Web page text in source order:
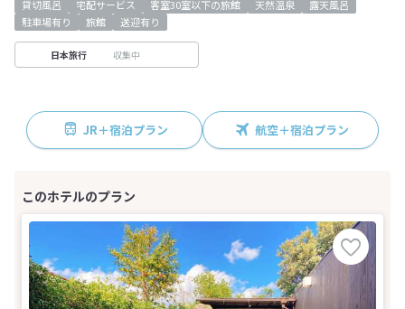
貸切風呂 宅配サービス 客室30室以下の旅館 天然温泉
露天風呂
駐車場有り
旅館 送迎有り
日本旅行 収集中
JR＋宿泊プラン 航空＋宿泊プラン